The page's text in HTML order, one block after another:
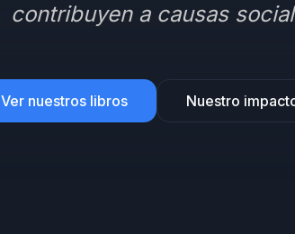
contribuyen a causas
Ver nuestros libros Nuestro